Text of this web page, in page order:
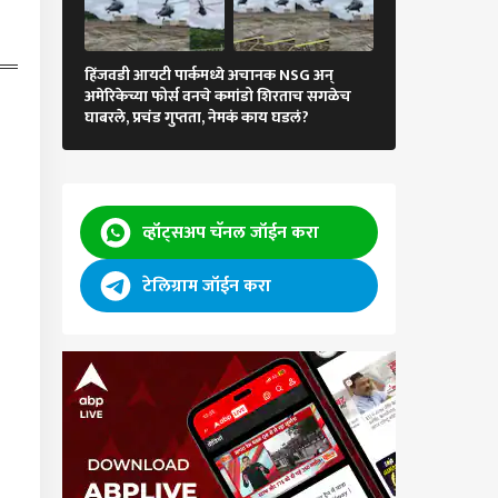
हिंजवडी आयटी पार्कमध्ये अचानक NSG अन्
अमेरिकेच्या फोर्स वनचे कमांडो शिरताच सगळेच
घाबरले, प्रचंड गुप्तता, नेमकं काय घडलं?
व्हॉट्सअप चॅनल जॉईन करा
टेलिग्राम जॉईन करा
गांधींचा Gen Z सोबत
साधण्याचा प्रयत्न;
'आस्क मी एनीथिंग'
सुरू, म्हणाले, तुम्ही मला
विचारू शकता